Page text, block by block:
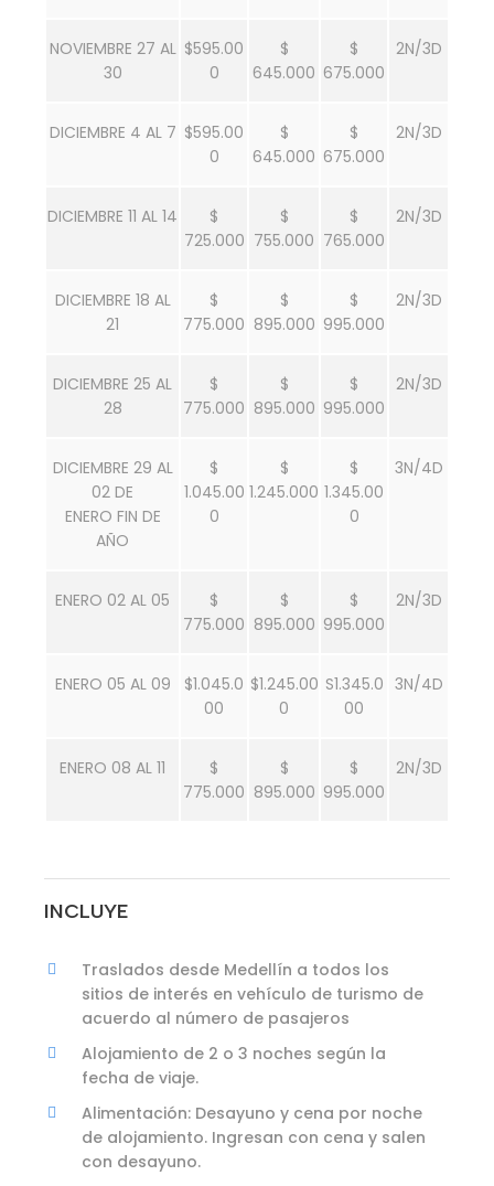
NOVIEMBRE 27 AL
30
$595.00
0
$
645.000
$
675.000
2N/3D
DICIEMBRE 4 AL 7 $595.00
0
$
645.000
$
675.000
2N/3D
DICIEMBRE 11 AL 14
$
725.000
$
755.000
$
765.000
2N/3D
DICIEMBRE 18 AL
21
$
775.000
$
895.000
$
995.000
2N/3D
DICIEMBRE 25 AL
28
$
775.000
$
895.000
$
995.000
2N/3D
DICIEMBRE 29 AL
02 DE
ENERO FIN DE
AÑO
$
1.045.00
0
$
1.245.000
$
1.345.00
0
3N/4D
ENERO 02 AL 05
$
775.000
$
895.000
$
995.000
2N/3D
ENERO 05 AL 09
$1.045.0
00
$1.245.00
0
S1.345.0
00
3N/4D
ENERO 08 AL 11
$
775.000
$
895.000
$
995.000
2N/3D
INCLUYE
Traslados desde Medellín a todos los
sitios de interés en vehículo de turismo de
acuerdo al número de pasajeros
Alojamiento de 2 o 3 noches según la
fecha de viaje.
Alimentación: Desayuno y cena por noche
de alojamiento. Ingresan con cena y salen
con desayuno.